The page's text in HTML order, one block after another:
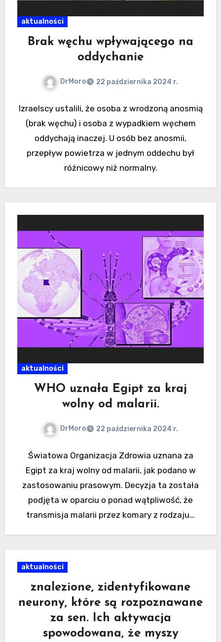
aktualności
Brak węchu wpływającego na
oddychanie
DrMoro 22 października 2024 r.
Izraelscy ustalili, że osoba z wrodzoną anosmią
(brak węchu) i osoba z wypadkiem węchem
oddychają inaczej. U osób bez anosmii,
przepływ powietrza w jednym oddechu był
różnicowy niż normalny.
aktualności
WHO uznała Egipt za kraj
wolny od malarii.
DrMoro 22 października 2024 r.
Światowa Organizacja Zdrowia uznana za
Egipt za kraj wolny od malarii, jak podano w
zastosowaniu prasowym. Decyzja ta została
podjęta w oparciu o ponad wątpliwość, że
transmisja malarii przez komary z rodzaju…
aktualności
znalezione, zidentyfikowane
neurony, które są rozpoznawane
za sen. Ich aktywacja
spowodowana, że ​​myszy